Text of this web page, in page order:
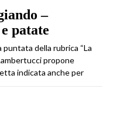
–
patate
puntata della rubrica “La
propone
indicata anche per